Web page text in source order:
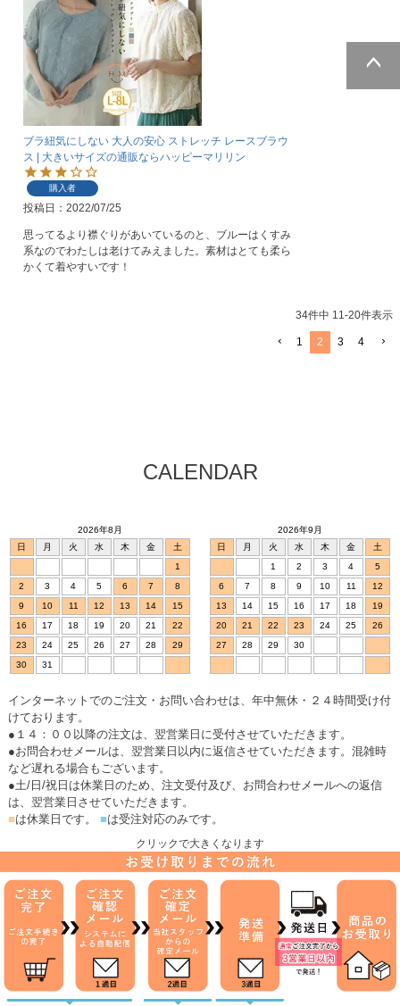
ブラ紐気にしない 大人の安心 ストレッチ レースブラウ
ス | 大きいサイズの通販ならハッピーマリリン
購入者
投稿日 2022/07/25
思ってるより襟ぐりがあいているのと、ブルーはくすみ
系なのでわたしは老けてみえました。素材はとても柔ら
かくて着やすいです！
34件中 11-20件表示
1 2 3 4
ページトッ
CALENDAR
2026年8月
日
月 火 水 木 金
土
1
2
3 4 5 6 7
8
9
10 11 12 13 14
15
16
17 18 19 20 21
22
23
24 25 26 27 28
29
30
31
2026年9月
日
月 火 水 木 金
土
1
2 3 4
5
6
7 8 9 10 11
12
13
14 15 16 17 18
19
20
21 22 23 24 25
26
27
28 29 30
インターネットでのご注文・お問い合わせは、年中無休・２４時間受け付
けております。
●１４：００以降の注文は、翌営業日に受付させていただきます。
●お問合わせメールは、翌営業日以内に返信させていただきます。混雑時
など遅れる場合もございます。
●土/日/祝日は休業日のため、注文受付及び、お問合わせメールへの返信
は、翌営業日させていただきます。
■は休業日です。 ■は受注対応のみです。
クリックで大きくなります